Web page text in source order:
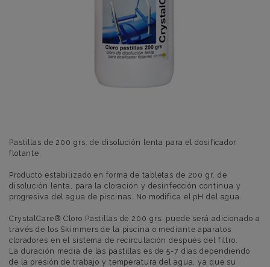
Pastillas de 200 grs. de disolución lenta para el dosificador
flotante.
Producto estabilizado en forma de tabletas de 200 gr. de
disolución lenta, para la cloración y desinfección continua y
progresiva del agua de piscinas. No modifica el pH del agua.
CrystalCare® Cloro Pastillas de 200 grs. puede será adicionado a
través de los Skimmers de la piscina o mediante aparatos
cloradores en el sistema de recirculación después del filtro.
La duración media de las pastillas es de 5-7 días dependiendo
de la presión de trabajo y temperatura del agua, ya que su